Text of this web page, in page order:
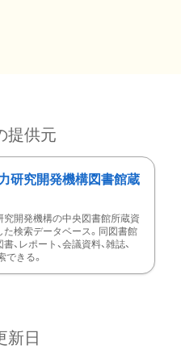
提供元
研究開発機構図書館蔵
究開発機構の中央図書館所蔵資
た検索データベース。同図書館
、レポート、会議資料、雑誌、
できる。
新日